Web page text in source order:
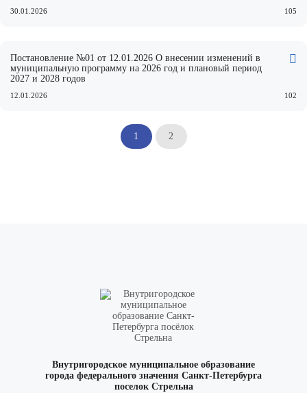
30.01.2026 105
Постановление №01 от 12.01.2026 О внесении изменений в
муниципальную программу на 2026 год и плановый период
2027 и 2028 годов
12.01.2026 102
1 2
Внутригородское муниципальное образование
города федерального значения Санкт-Петербурга
поселок Стрельна